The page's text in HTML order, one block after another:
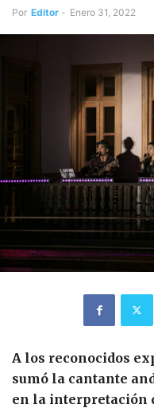
Por Editor - Enero 31, 2022
A los reconocidos
sumó la cantante
en la interpretación